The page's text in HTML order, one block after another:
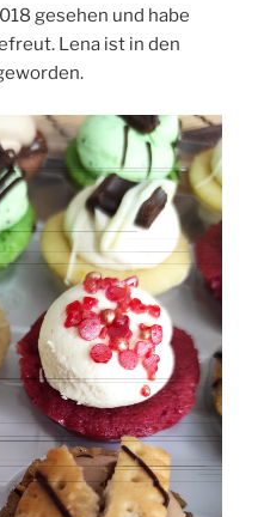
gesehen und habe
Lena ist in den